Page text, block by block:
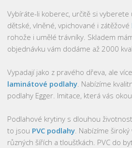
Vybíráte-li koberec, určitě si vyberete
dětské, vlněné, vpichované i zátěžové
rohože i umělé trávníky. Skladem
objednávku vám dodáme až 2000
Vypadají jako z pravého dřeva, ale
laminátové podlahy . Nabízíme
podlahy Egger. Imitace, která vás
Podlahové krytiny s dlouhou
to jsou PVC podlahy . Nabízíme
různých šířích a tloušťkách. PVC do